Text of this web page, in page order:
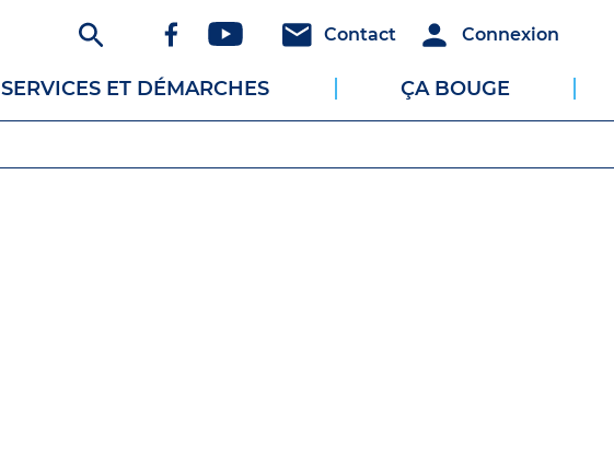
Header
Connexion
Connexion
Header
Communication
Contact
Réseaux
sociaux
SERVICES ET DÉMARCHES ÇA BOUGE